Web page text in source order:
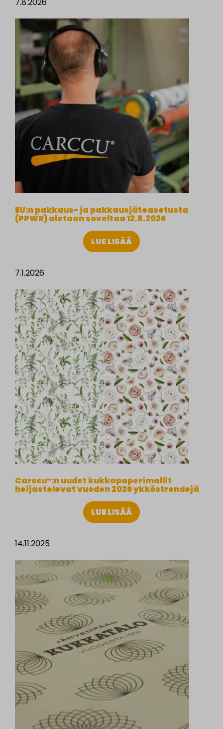
EU:n pakkaus- ja pakkausjäteasetusta
(PPWR) aletaan soveltaa 12.8.2026
LUE LISÄÄ
7.1.2026
Carccu®:n uudet kukkapaperimallit
heijastelevat vuoden 2026 ykköstrendejä
LUE LISÄÄ
14.11.2025